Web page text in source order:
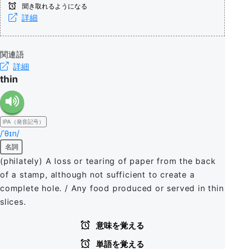
聞き取れるようになる
詳細
関連語
詳細
thin
IPA（発音記号）
/ˈθɪn/
名詞
(philately) A loss or tearing of paper from the back
of a stamp, although not sufficient to create a
complete hole. / Any food produced or served in thin
slices.
意味を覚える
単語を覚える